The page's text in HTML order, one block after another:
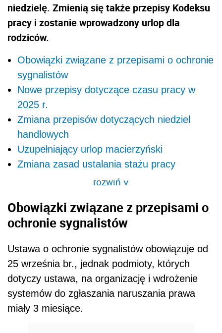
niedzielę. Zmienią się także przepisy Kodeksu
pracy i zostanie wprowadzony urlop dla
rodziców.
Obowiązki związane z przepisami o ochronie
sygnalistów
Nowe przepisy dotyczące czasu pracy w
2025 r.
Zmiana przepisów dotyczących niedziel
handlowych
Uzupełniający urlop macierzyński
Zmiana zasad ustalania stażu pracy
rozwiń>
Obowiązki związane z przepisami o
ochronie sygnalistów
Ustawa o ochronie sygnalistów obowiązuje od
25 września br., jednak podmioty, których
dotyczy ustawa, na organizację i wdrożenie
systemów do zgłaszania naruszania prawa
miały 3 miesiące.